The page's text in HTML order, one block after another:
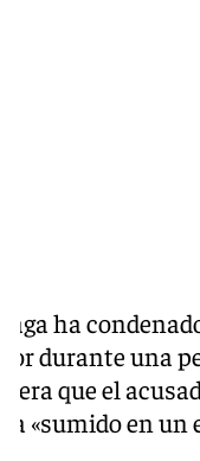
ha
durante una
que el
«sumido en